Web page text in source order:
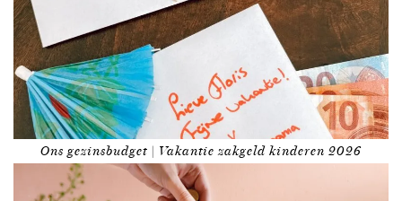
Ons gezinsbudget | Vakantie zakgeld kinderen 2026